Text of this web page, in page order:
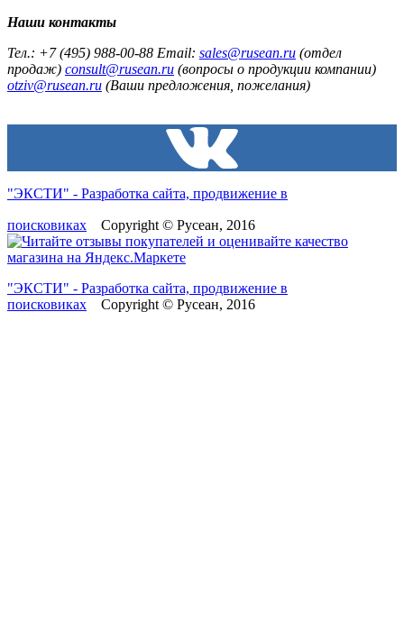
Наши контакты
Тел.: +7 (495) 988-00-88 Email: sales@rusean.ru (отдел
продаж) consult@rusean.ru (вопросы о продукции компании)
otziv@rusean.ru (Ваши предложения, пожелания)
"ЭКСТИ" - Разработка сайта, продвижение в
поисковиках Copyright © Русеан, 2016
"ЭКСТИ" - Разработка сайта, продвижение в
поисковиках Copyright © Русеан, 2016